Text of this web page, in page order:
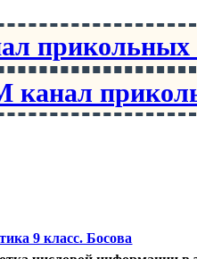
канал
9 класс. Босова